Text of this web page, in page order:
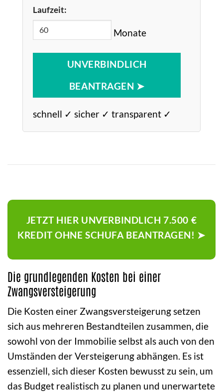
Laufzeit:
Monate
UNVERBINDLICH
BEANTRAGEN ➤
schnell ✓ sicher ✓ transparent ✓
JETZT HIER UNVERBINDLICH 7.500 €
KREDIT OHNE SCHUFA BEANTRAGEN! ➤
Die grundlegenden Kosten bei einer
Zwangsversteigerung
Die Kosten einer Zwangsversteigerung setzen
sich aus mehreren Bestandteilen zusammen, die
sowohl von der Immobilie selbst als auch von den
Umständen der Versteigerung abhängen. Es ist
essenziell, sich dieser Kosten bewusst zu sein, um
das Budget realistisch zu planen und unerwartete